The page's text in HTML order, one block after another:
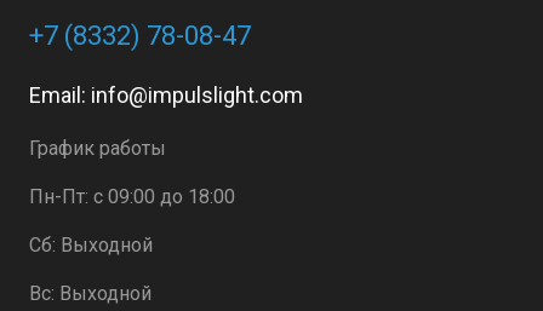
+7 (8332) 78-08-47
Email: info@impulslight.com
График работы
Пн-Пт: с 09:00 до 18:00
Сб: Выходной
Вс: Выходной